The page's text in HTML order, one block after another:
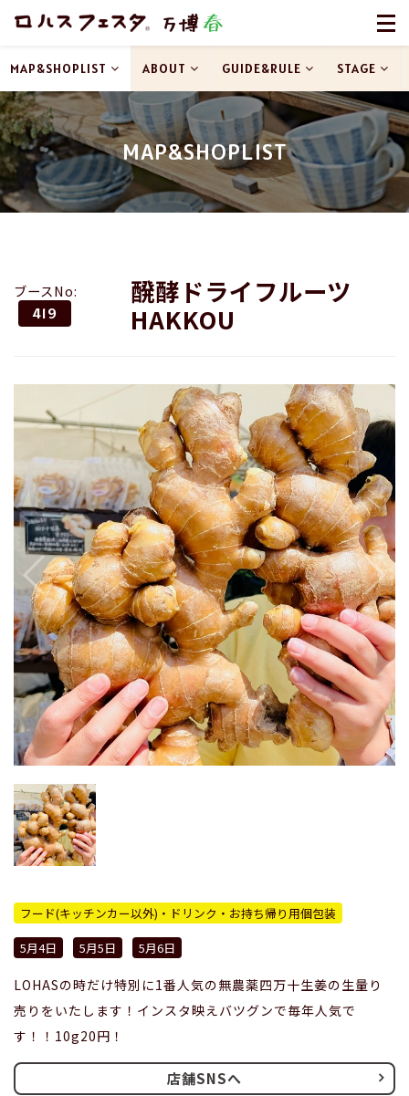
MAP&SHOPLIST
MAP&SHOPLIST ABOUT GUIDE&RULE STAGE
ブースNo:
419
醗酵ドライフルーツ
HAKKOU
フード(キッチンカー以外)・ドリンク・お持ち帰り用個包装
5月4日
5月5日 5月6日
LOHASの時だけ特別に1番人気の無農薬四万十生姜の生量り
売りをいたします！インスタ映えバツグンで毎年人気で
す！！10g20円！
店舗SNSへ